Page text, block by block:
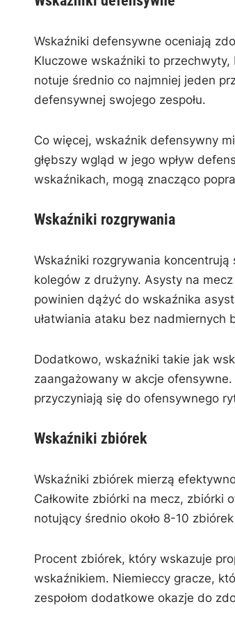
Wskaźniki defensywne oceniają
Kluczowe wskaźniki to
notuje średnio co najmniej jeden
defensywnej swojego zespołu.
Co więcej, wskaźnik defensywny
głębszy wgląd w jego wpływ
wskaźnikach, mogą znacząco
Wskaźniki rozgrywania
Wskaźniki rozgrywania
kolegów z drużyny. Asysty na
powinien dążyć do wskaźnika
ułatwiania ataku bez nadmiernych
Dodatkowo, wskaźniki takie jak
zaangażowany w akcje
przyczyniają się do ofensywnego
Wskaźniki zbiórek
Wskaźniki zbiórek mierzą
Całkowite zbiórki na mecz,
notujący średnio około 8-10
Procent zbiórek, który wskazuje
wskaźnikiem. Niemieccy gracze,
zespołom dodatkowe okazje do